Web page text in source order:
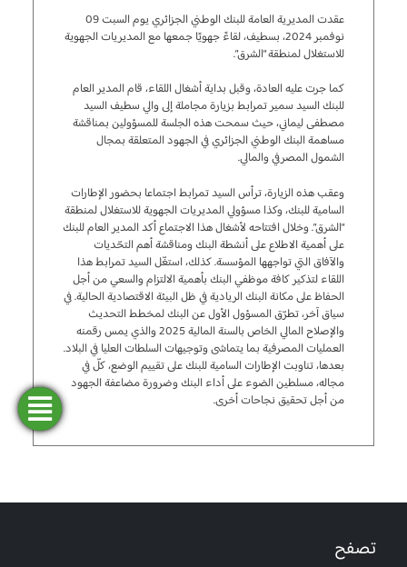
عقدت المديرية العامة للبنك الوطني الجزائري يوم السبت 09
نوفمبر 2024، بسطيف، لقاءً جهويًا جمعها مع المديريات الجهوية
للاستغلال لمنطقة “الشرق”.
كما جرت عليه العادة، وقبل بداية أشغال اللقاء، قام المدير العام
للبنك السيد سمير تمرابط بزيارة مجاملة إلى والي سطيف السيد
مصطفى ليماني، حيث سمحت هذه الجلسة للمسؤولين بمناقشة
مساهمة البنك الوطني الجزائري في الجهود المتعلقة بمجال
الشمول المصرفي والمالي.
وعقب هذه الزيارة، ترأس السيد تمرابط اجتماعا بحضور الإطارات
السامية للبنك، وكذا مسؤولي المديريات الجهوية للاستغلال لمنطقة
“الشرق”. وخلال افتتاحه لأشغال هذا الاجتماع أكد المدير العام للبنك
على أهمية الاطلاع على أنشطة البنك ومناقشة أهم التحّديات
والآفاق التي تواجهها المؤسسة. كذلك، استغّل السيد تمرابط هذا
اللقاء لتذكير كافة موظفي البنك بأهمية الالتزام والسعي من أجل
الحفاظ على مكانة البنك الريادية في ظل البيئة الاقتصادية الحالية. في
سياق آخر، تطرّق المسؤول الأول عن البنك لمخطط التحديث
والإصلاح المالي الخاص بالسنة المالية 2025 والذي يمس رقمنه
العمليات المصرفية بما يتماشى وتوجيهات السلطات العليا في البلاد.
بعدها، تناوبت الإطارات السامية للبنك على تقييم الوضع، كلّ في
مجاله، مسلطين الضوء على أداء البنك وضرورة مضاعفة الجهود
من أجل تحقيق نجاحات أخرى.
تصفح
ابحث
عن وكالة
طلب
تمويل
المحاكاة
فتح
حساب